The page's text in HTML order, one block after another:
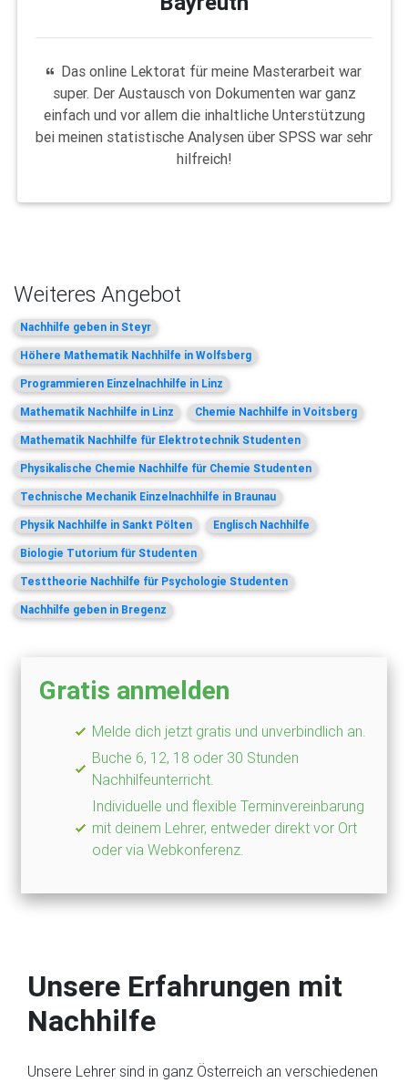
Das online Lektorat für meine Masterarbeit war
super. Der Austausch von Dokumenten war ganz
einfach und vor allem die inhaltliche Unterstützung
bei meinen statistische Analysen über SPSS war sehr
hilfreich!
Weiteres Angebot
Nachhilfe geben in Steyr
Höhere Mathematik Nachhilfe in Wolfsberg
Programmieren Einzelnachhilfe in Linz
Mathematik Nachhilfe in Linz Chemie Nachhilfe in Voitsberg
Mathematik Nachhilfe für Elektrotechnik Studenten
Physikalische Chemie Nachhilfe für Chemie Studenten
Technische Mechanik Einzelnachhilfe in Braunau
Physik Nachhilfe in Sankt Pölten Englisch Nachhilfe
Biologie Tutorium für Studenten
Testtheorie Nachhilfe für Psychologie Studenten
Nachhilfe geben in Bregenz
Gratis anmelden
Melde dich jetzt gratis und unverbindlich an.
Buche 6, 12, 18 oder 30 Stunden
Nachhilfeunterricht.
Individuelle und flexible Terminvereinbarung
mit deinem Lehrer, entweder direkt vor Ort
oder via Webkonferenz.
Unsere Erfahrungen mit
Nachhilfe
Unsere Lehrer sind in ganz Österreich an verschiedenen